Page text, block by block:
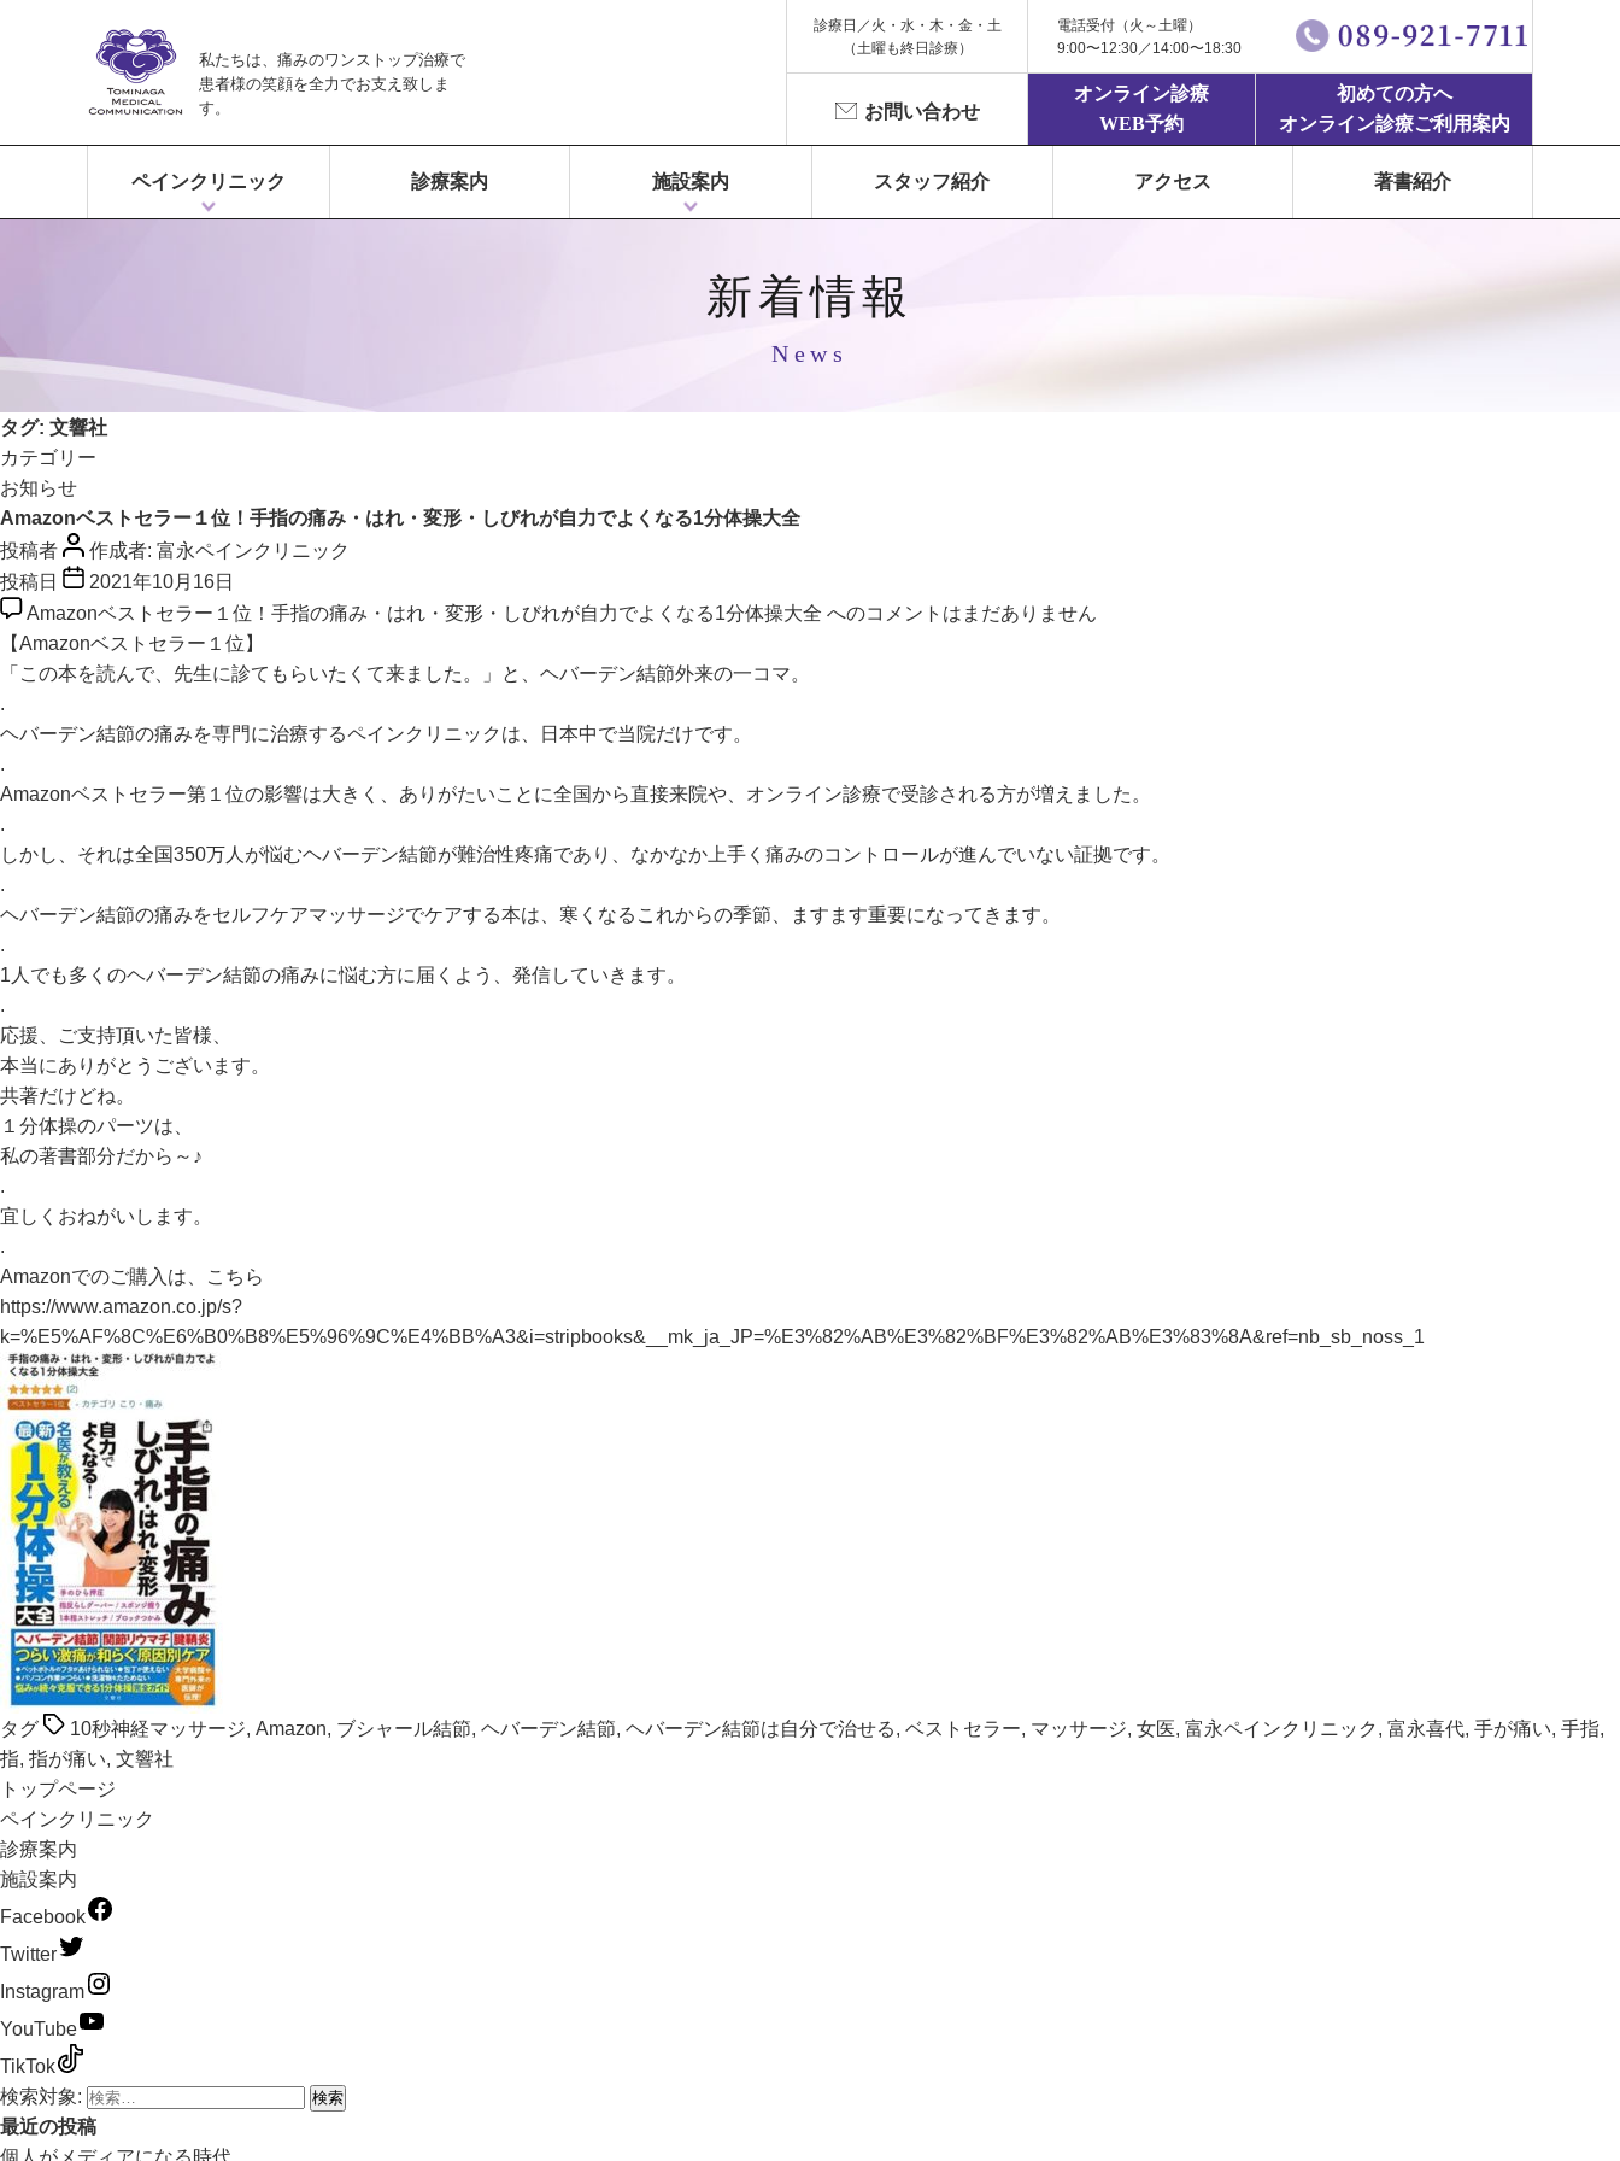
私たちは、痛みのワンストップ治療で
患者様の笑顔を全力でお支え致しま
す。
診療日／火・水・木・金・土
（土曜も終日診療）
電話受付（火～土曜）
9:00〜12:30／14:00〜18:30
お問い合わせ
オンライン診療
WEB予約
初めての方へ
オンライン診療ご利用案内
ペインクリニック 診療案内 施設案内 スタッフ紹介 アクセス 著書紹介
新着情報
News
タグ: 文響社
カテゴリー
お知らせ
Amazonベストセラー１位！手指の痛み・はれ・変形・しびれが自力でよくなる1分体操大全
投稿者
作成者: 富永ペインクリニック
投稿日
2021年10月16日
Amazonベストセラー１位！手指の痛み・はれ・変形・しびれが自力でよくなる1分体操大全 へのコメントはまだありません
【Amazonベストセラー１位】
「この本を読んで、先生に診てもらいたくて来ました。」と、ヘバーデン結節外来の一コマ。
.
ヘバーデン結節の痛みを専門に治療するペインクリニックは、日本中で当院だけです。
.
Amazonベストセラー第１位の影響は大きく、ありがたいことに全国から直接来院や、オンライン診療で受診される方が増えました。
.
しかし、それは全国350万人が悩むヘバーデン結節が難治性疼痛であり、なかなか上手く痛みのコントロールが進んでいない証拠です。
.
ヘバーデン結節の痛みをセルフケアマッサージでケアする本は、寒くなるこれからの季節、ますます重要になってきます。
.
1人でも多くのヘバーデン結節の痛みに悩む方に届くよう、発信していきます。
.
応援、ご支持頂いた皆様、
本当にありがとうございます。
共著だけどね。
１分体操のパーツは、
私の著書部分だから～♪
.
宜しくおねがいします。
.
Amazonでのご購入は、こちら
https://www.amazon.co.jp/s?
k=%E5%AF%8C%E6%B0%B8%E5%96%9C%E4%BB%A3&i=stripbooks&__mk_ja_JP=%E3%82%AB%E3%82%BF%E3%82%AB%E3%83%8A&ref=nb_sb_noss_1
タグ 10秒神経マッサージ, Amazon, ブシャール結節, ヘバーデン結節, ヘバーデン結節は自分で治せる, ベストセラー, マッサージ, 女医, 富永ペインクリニック , 富永喜代, 手が痛い, 手指,
指, 指が痛い, 文響社
トップページ
ペインクリニック
診療案内
施設案内
Facebook
Twitter
Instagram
YouTube
TikTok
検索対象:
最近の投稿
個人がメディアになる時代